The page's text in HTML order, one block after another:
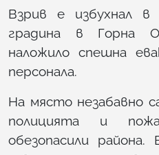
Взрив е избухнал
градина в Горна
наложило спешна
персонала.
На място незабавно
полицията и
обезопасили